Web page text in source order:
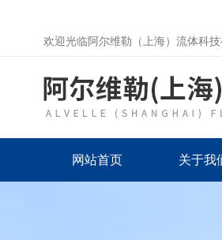
欢迎光临阿尔维勒（上海）流体科技
网站首页 关于我